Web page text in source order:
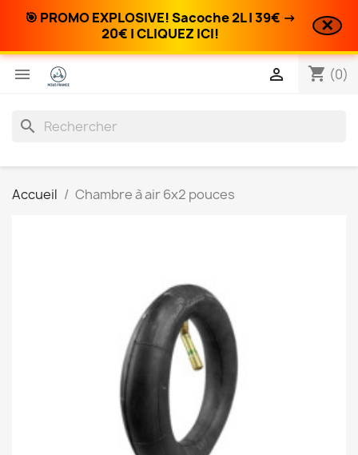
🎯 PROMO EXPLOSIVE! Sacoche 2L | 39€ →
20€ | CLIQUEZ ICI!
✕
 shopping_cart (0)

search
Accueil Chambre à air 6x2 pouces